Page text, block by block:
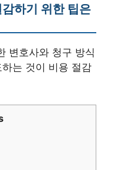
하기 위한 팁은
변호사와 청구 방식
는 것이 비용 절감